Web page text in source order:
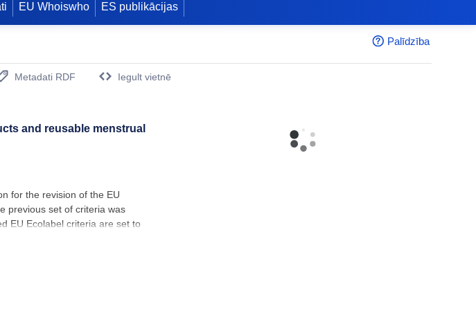
EU Whoiswho ES publikācijas
Palīdzība
Metadati RDF
Iegult vietnē
and reusable menstrual
for the revision of the EU
previous set of criteria was
EU Ecolabel criteria are set to